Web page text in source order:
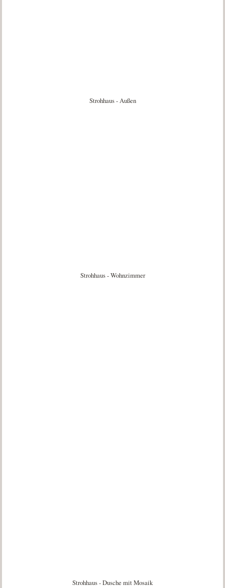
Strohhaus - Außen
Strohhaus - Wohnzimmer
Strohhaus - Dusche mit Mosaik